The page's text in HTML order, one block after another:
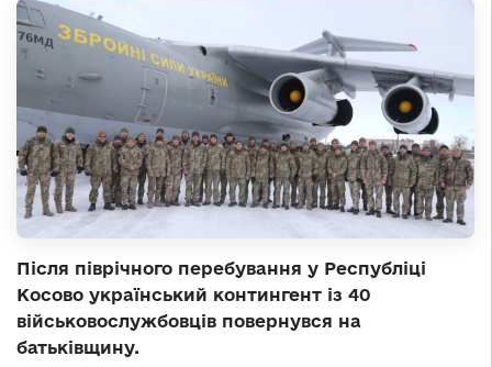
Після піврічного перебування у Республіці
Косово український контингент із 40
військовослужбовців повернувся на
батьківщину.